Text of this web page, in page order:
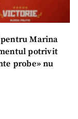
Marina
potrivit
probe» nu